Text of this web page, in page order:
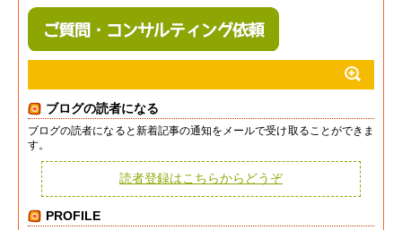
ブログの読者になる
ブログの読者になると新着記事の通知をメールで受け取ることができま
す。
読者登録はこちらからどうぞ
PROFILE